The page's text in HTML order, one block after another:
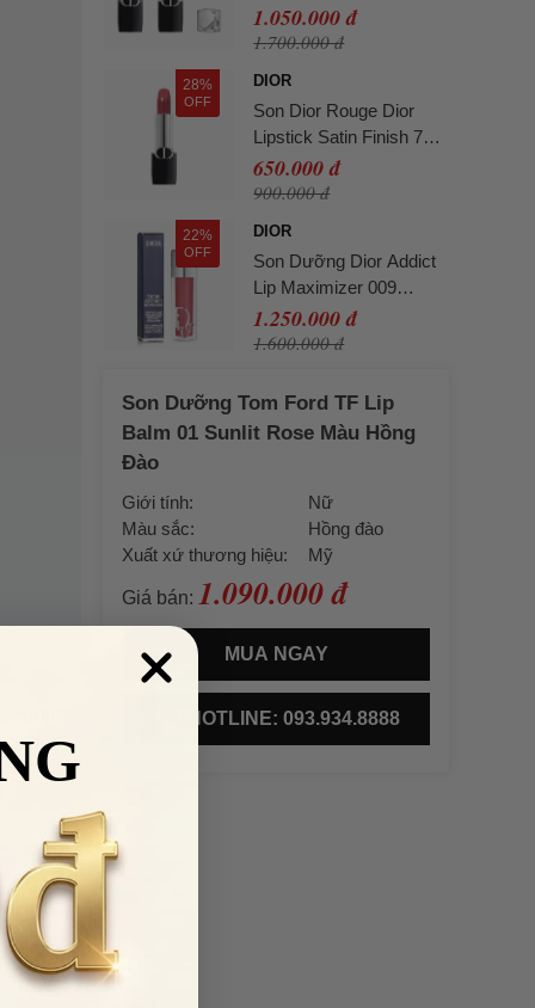
giữ
Fahrenheit Velvet Finish
Màu Đỏ Cam
1.050.000 đ
1.700.000 đ
28%
OFF
DIOR
Son Dior Rouge Dior
Lipstick Satin Finish 720
Icone Màu Hồng Đất
Mini 1.5g
650.000 đ
900.000 đ
22%
OFF
DIOR
Son Dưỡng Dior Addict
Lip Maximizer 009
Intense Rosewood Màu
Hồng Đất
1.250.000 đ
1.600.000 đ
Son Dưỡng Tom Ford TF Lip
Balm 01 Sunlit Rose Màu Hồng
Đào
Giới tính:
Nữ
Màu sắc:
Hồng đào
Xuất xứ thương hiệu:
Mỹ
Giá bán: 1.090.000 đ
MUA NGAY
HOTLINE: 093.934.8888